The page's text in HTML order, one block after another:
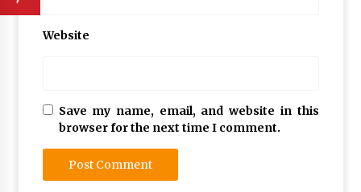
Website
Save my name, email, and website in this
browser for the next time I comment.